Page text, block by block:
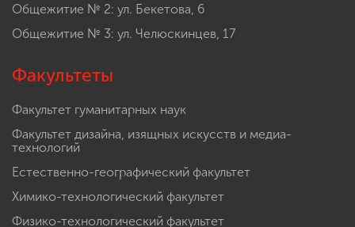
Общежитие № 2: ул. Бекетова, 6
Общежитие № 3: ул. Челюскинцев, 17
Факультеты
Факультет гуманитарных наук
Факультет дизайна, изящных искусств и медиа-
технологий
Естественно-географический факультет
Химико-технологический факультет
Физико-технологический факультет